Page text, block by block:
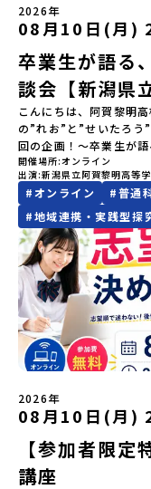
合、以下のルールに沿
い。プログラム開催日
絡日：お支払いいただ
料・20日目-8日目：20
の前日：40％・プログ
加またはプログラム開
どの状況等によって開
は原則、開催日1週間前
に達しなかった場合は
にてご連絡いたします
についてはこちらをご
ム主催：一般財団法人
ある若者にあふれる持
ンを掲げ、2017年3月
全国約200の高校と連
徒一人ひとりの夢や価
とができるシステム「
や地域活性モデルをつ
域・教育魅力化プラッ
悠所在地：〒690-
BASE2階 その他所在
地域留学体験」のプロ
ご登録ください♪地域
「@miratabi.jp」から
します。※結果に関する
限りです。PC・スマー
変更はできません。お
注意ください。・宿泊
いただく予定です。・
レルギー対応希望には
要な場合は必ず事前に
なくなった場合につい
い。やむを得ないお取
ださい。・キャンセル
合、以下のルールに沿
い。プログラム開催日
絡日：お支払いいただ
料・20日目-8日目：20
の前日：40％・プログ
加またはプログラム開
どの状況等によって開
は原則、開催日1週間
に達しなかった場合は
にてご連絡いたします
についてはこちらをご
ム主催：一般財団法人
ある若者にあふれる持
ンを掲げ、2017年3月
全国約200の高校と連
徒一人ひとりの夢や価
14:30 解散【対象】中
らく※1室に複数(同性2
代金】無料※旅行代金
なります：・宿泊費（2
験費用・一部の食事代*
合場所までの往復交通
個人的費用【募集人数
上決定）【参加者決定
を目途に当落結果をご
(月)12：00 から 6月22
変える！「おためし地
内容を詳しく知りたい
Zoomでのオンライン
わせて、以下の2つのス
オンライン説明会（ア
し地域留学」を知りた
加できる「おためし地
開催しました。中学生
なる「安全面」や「事
しています。ぜひ、ご
イブ動画を視聴する
https://youtu.be/
たい方へ〜全体説明を
の？」「どんなまちな
す。2泊3日のプログラ
19：00〜20：00内容
応答紹介地域：鹿児島
ける活動を行っていま
行う高校生たちと一緒
は、きっと「未来への
んな他にはないスペシ
でアクティビティをし
がら「雄大な自然と生
力に触れ一緒に探求し
グラム内容（予定）＜
紹介ワーク」「サーモ
史や成り立ちを知る「
目の振り返り会」＜2日
流釣り体験」 -1万年
喫（PM）「地引網体
園で高校生とあそぶ！
BBQ・花火大会」 -さ
「3日間の振り返りワ
00 解散 (中標津空港
空港16：45着)便を利
ログラムを変更する場
道標津町【実施日程】
た方には7月10日(金)
イン研修」をご案内す
場所・時間】中標津空
間】中標津空港 8月6日
年生【宿泊先】民宿
いただく予定です。【
うち、以下の内容が無
2026年
08月10日(月)
卒業生が語る
談会【新潟県
こんにちは、阿賀黎明
の”れお”と”せいたろう
回の企画！～卒業生が
明高校での、阿賀町で
のか、、元ハウスマス
います！--＊こんな方
だまだ学校さがし中。
黎明を選んだの？☆生
は、仲間阿賀町のテー
のことも、寮のことも
て自分や人とのかかわ
います。
す！ビデオoff・声のみ
すめ！画面共有を見る
と便利です！～～～～
クトHP
開催場所 オンライン
出演 新潟県立阿賀黎明高等
#オンライン #普通
#地域連携・実践型探
2026年
08月10日(月)
【参加者限
講座